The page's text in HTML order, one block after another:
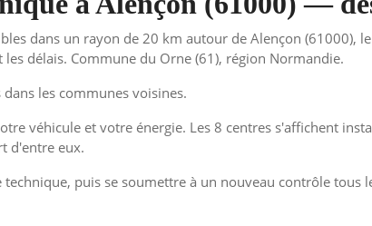
dans un rayon de 20 km autour de Alençon (61000),
délais. Commune du Orne (61), région Normandie.
les communes voisines.
véhicule et votre énergie. Les 8 centres s'affichent
d'entre eux.
puis se soumettre à un nouveau contrôle tous